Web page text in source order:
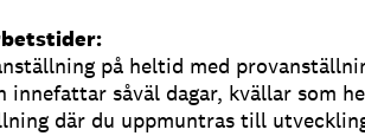
på heltid med
såväl dagar, kvällar som
där du uppmuntras till